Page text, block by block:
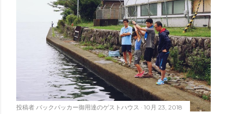
投稿者 バックパッカー御用達のゲストハウス 10月 23, 2018